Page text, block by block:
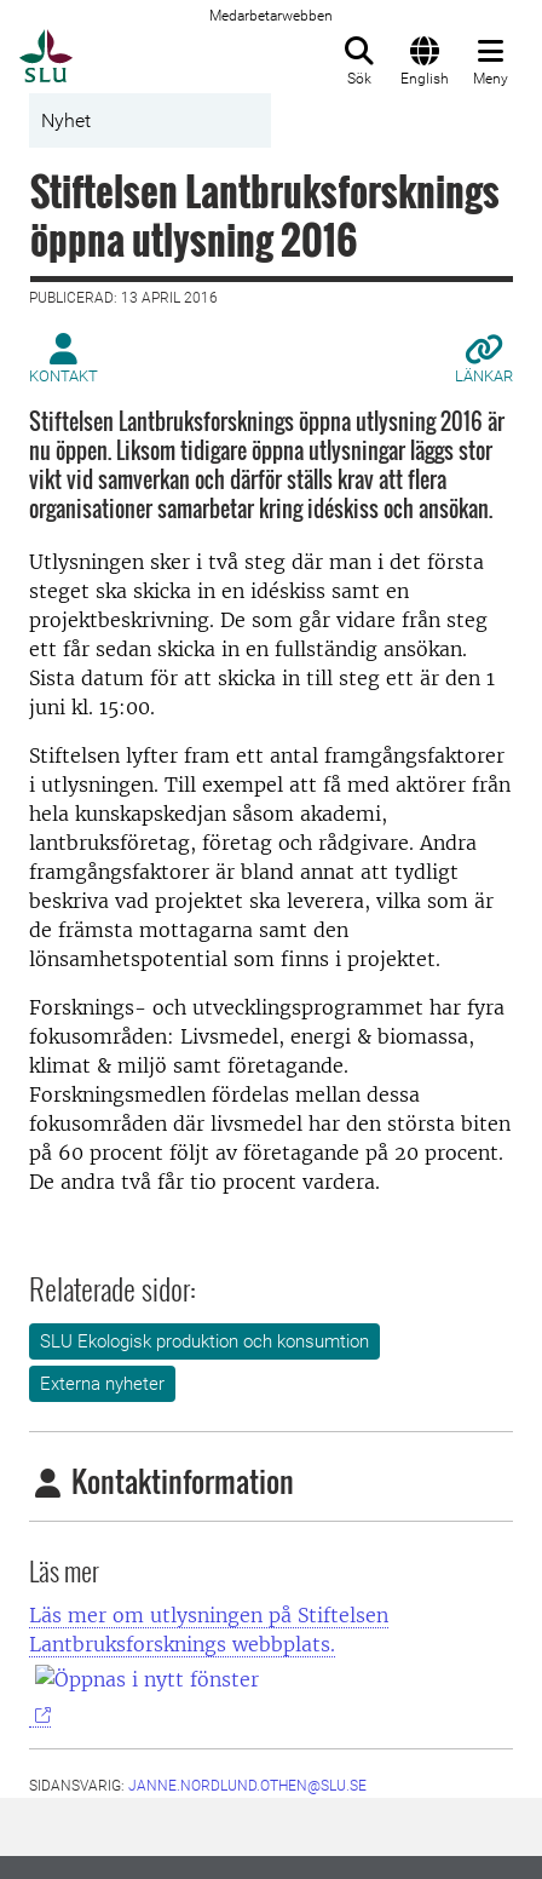
Medarbetarwebben
Sök English Meny
Nyhet
Stiftelsen Lantbruksforsknings
öppna utlysning 2016
PUBLICERAD: 13 APRIL 2016
KONTAKT LÄNKAR
Stiftelsen Lantbruksforsknings öppna utlysning 2016 är
nu öppen. Liksom tidigare öppna utlysningar läggs stor
vikt vid samverkan och därför ställs krav att flera
organisationer samarbetar kring idéskiss och ansökan.
Utlysningen sker i två steg där man i det första
steget ska skicka in en idéskiss samt en
projektbeskrivning. De som går vidare från steg
ett får sedan skicka in en fullständig ansökan.
Sista datum för att skicka in till steg ett är den 1
juni kl. 15:00.
Stiftelsen lyfter fram ett antal framgångsfaktorer
i utlysningen. Till exempel att få med aktörer från
hela kunskapskedjan såsom akademi,
lantbruksföretag, företag och rådgivare. Andra
framgångsfaktorer är bland annat att tydligt
beskriva vad projektet ska leverera, vilka som är
de främsta mottagarna samt den
lönsamhetspotential som finns i projektet.
Forsknings- och utvecklingsprogrammet har fyra
fokusområden: Livsmedel, energi & biomassa,
klimat & miljö samt företagande.
Forskningsmedlen fördelas mellan dessa
fokusområden där livsmedel har den största biten
på 60 procent följt av företagande på 20 procent.
De andra två får tio procent vardera.
Relaterade sidor:
SLU Ekologisk produktion och konsumtion
Externa nyheter
Kontaktinformation
Läs mer
Läs mer om utlysningen på Stiftelsen
Lantbruksforsknings webbplats.
SIDANSVARIG: JANNE.NORDLUND.OTHEN@SLU.SE